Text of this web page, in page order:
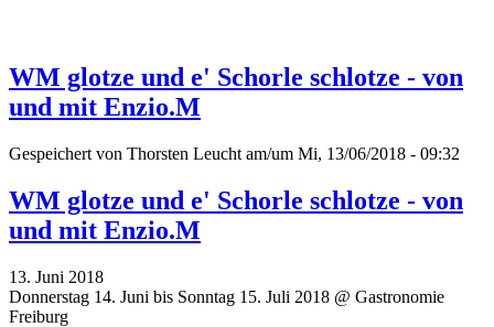
WM glotze und e' Schorle schlotze - von
und mit Enzio.M
Gespeichert von Thorsten Leucht am/um Mi, 13/06/2018 - 09:32
WM glotze und e' Schorle schlotze - von
und mit Enzio.M
13. Juni 2018
Donnerstag 14. Juni bis Sonntag 15. Juli 2018 @ Gastronomie
Freiburg